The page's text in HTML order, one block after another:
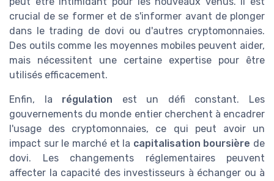
crucial de se former et de s'informer avant de plonger
dans le trading de dovi ou d'autres cryptomonnaies.
Des outils comme les moyennes mobiles peuvent aider,
mais nécessitent une certaine expertise pour être
utilisés efficacement.
Enfin, la régulation est un défi constant. Les
gouvernements du monde entier cherchent à encadrer
l'usage des cryptomonnaies, ce qui peut avoir un
impact sur le marché et la capitalisation boursière de
dovi. Les changements réglementaires peuvent
affecter la capacité des investisseurs à échanger ou à